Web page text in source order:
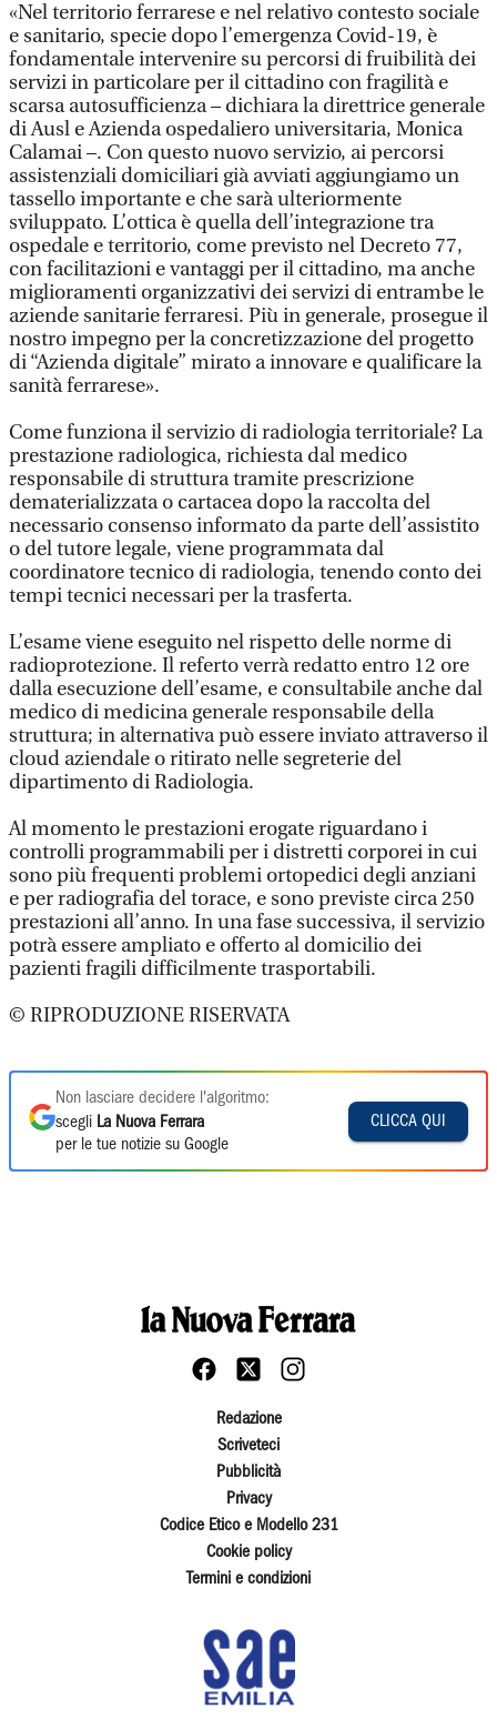
«Nel territorio ferrarese e nel relativo contesto sociale
e sanitario, specie dopo l’emergenza Covid-19, è
fondamentale intervenire su percorsi di fruibilità dei
servizi in particolare per il cittadino con fragilità e
scarsa autosufficienza – dichiara la direttrice generale
di Ausl e Azienda ospedaliero universitaria, Monica
Calamai –. Con questo nuovo servizio, ai percorsi
assistenziali domiciliari già avviati aggiungiamo un
tassello importante e che sarà ulteriormente
sviluppato. L’ottica è quella dell’integrazione tra
ospedale e territorio, come previsto nel Decreto 77,
con facilitazioni e vantaggi per il cittadino, ma anche
miglioramenti organizzativi dei servizi di entrambe le
aziende sanitarie ferraresi. Più in generale, prosegue il
nostro impegno per la concretizzazione del progetto
di “Azienda digitale” mirato a innovare e qualificare la
sanità ferrarese».
Come funziona il servizio di radiologia territoriale? La
prestazione radiologica, richiesta dal medico
responsabile di struttura tramite prescrizione
dematerializzata o cartacea dopo la raccolta del
necessario consenso informato da parte dell’assistito
o del tutore legale, viene programmata dal
coordinatore tecnico di radiologia, tenendo conto dei
tempi tecnici necessari per la trasferta.
L’esame viene eseguito nel rispetto delle norme di
radioprotezione. Il referto verrà redatto entro 12 ore
dalla esecuzione dell’esame, e consultabile anche dal
medico di medicina generale responsabile della
struttura; in alternativa può essere inviato attraverso il
cloud aziendale o ritirato nelle segreterie del
dipartimento di Radiologia.
Al momento le prestazioni erogate riguardano i
controlli programmabili per i distretti corporei in cui
sono più frequenti problemi ortopedici degli anziani
e per radiografia del torace, e sono previste circa 250
prestazioni all’anno. In una fase successiva, il servizio
potrà essere ampliato e offerto al domicilio dei
pazienti fragili difficilmente trasportabili.
© RIPRODUZIONE RISERVATA
Non lasciare decidere l'algoritmo:
scegli La Nuova Ferrara
per le tue notizie su Google
CLICCA QUI
Redazione
Scriveteci
Pubblicità
Privacy
Codice Etico e Modello 231
Cookie policy
Termini e condizioni